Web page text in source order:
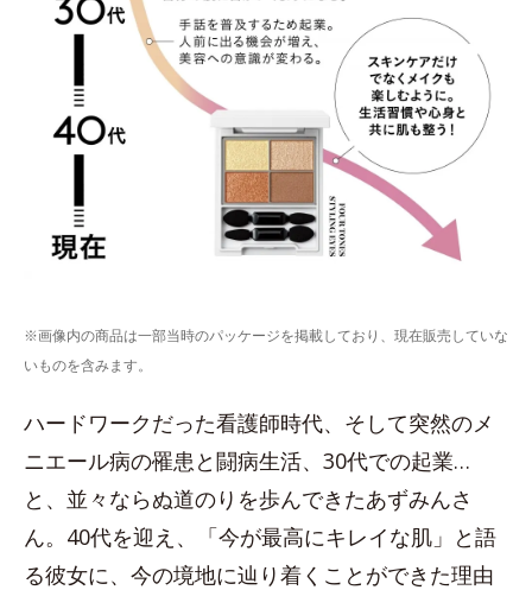
※画像内の商品は一部当時のパッケージを掲載しており、現在販売していな
いものを含みます。
ハードワークだった看護師時代、そして突然のメ
ニエール病の罹患と闘病生活、30代での起業…
と、並々ならぬ道のりを歩んできたあずみんさ
ん。40代を迎え、「今が最高にキレイな肌」と語
る彼女に、今の境地に辿り着くことができた理由